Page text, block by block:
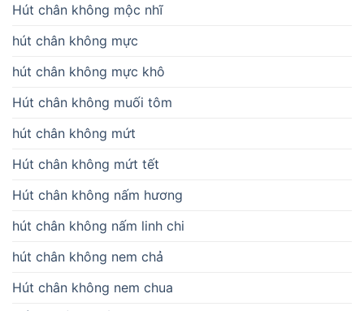
Hút chân không mộc nhĩ
hút chân không mực
hút chân không mực khô
Hút chân không muối tôm
hút chân không mứt
Hút chân không mứt tết
Hút chân không nấm hương
hút chân không nấm linh chi
hút chân không nem chả
Hút chân không nem chua